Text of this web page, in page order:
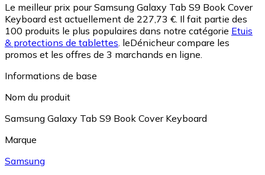
Le meilleur prix pour Samsung Galaxy Tab S9 Book Cover
Keyboard est actuellement de 227,73 €. Il fait partie des
100 produits le plus populaires dans notre catégorie Etuis
& protections de tablettes leDénicheur compare les
promos et les offres de 3 marchands en ligne.
Informations de base
Nom du produit
Samsung Galaxy Tab S9 Book Cover Keyboard
Marque
Samsung